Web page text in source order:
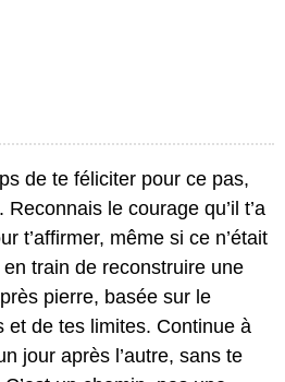
de te féliciter pour ce pas,
le courage qu’il t’a
t’affirmer, même si ce n’était
en train de reconstruire une
pierre, basée sur le
et de tes limites. Continue à
jour après l’autre, sans te